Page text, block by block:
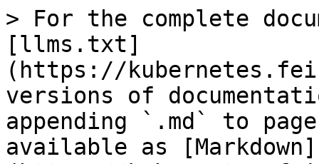
> For the complete
[llms.txt]
(https://
versions of
appending `.md` to
available as [Markdown]